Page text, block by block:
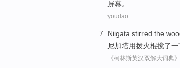
屏幕。
youdao
Niigata stirred the
尼加塔用拨火棍搅了一
《柯林斯英汉双解大词典》